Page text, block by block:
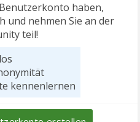
haben,
und nehmen Sie an der
teil!
kennenlernen